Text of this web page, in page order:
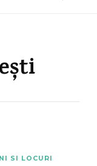
SI LOCURI